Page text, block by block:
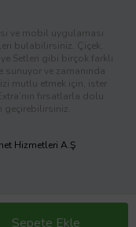
Sepete Ekle
ve mobil uygulaması
bulabilirsiniz. Çiçek,
Setleri gibi birçok farklı
sunuyor ve zamanında
mutlu etmek için, ister
fırsatlarla dolu
geçirebilirsiniz.
Hizmetleri A.Ş